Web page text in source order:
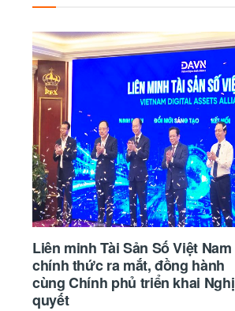
Liên minh Tài Sản Số Việt Nam
chính thức ra mắt, đồng hành
cùng Chính phủ triển khai Nghị
quyết